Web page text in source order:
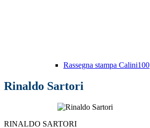
Rassegna stampa Calini100
Rinaldo Sartori
RINALDO SARTORI